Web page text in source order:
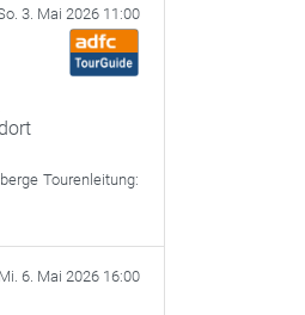
3. Mai 2026 11:00
Tourenleitung:
Mi. 6. Mai 2026 16:00